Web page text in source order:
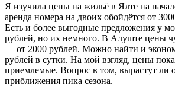
Я изучила цены на жильё в Ялте на
аренда номера на двоих обойдётся от
Есть и более выгодные предложения у
рублей, но их немного. В Алуште цены
— от 2000 рублей. Можно найти и
рублей в сутки. На мой взгляд, цены
приемлемые. Вопрос в том, вырастут ли
приближения пика сезона.